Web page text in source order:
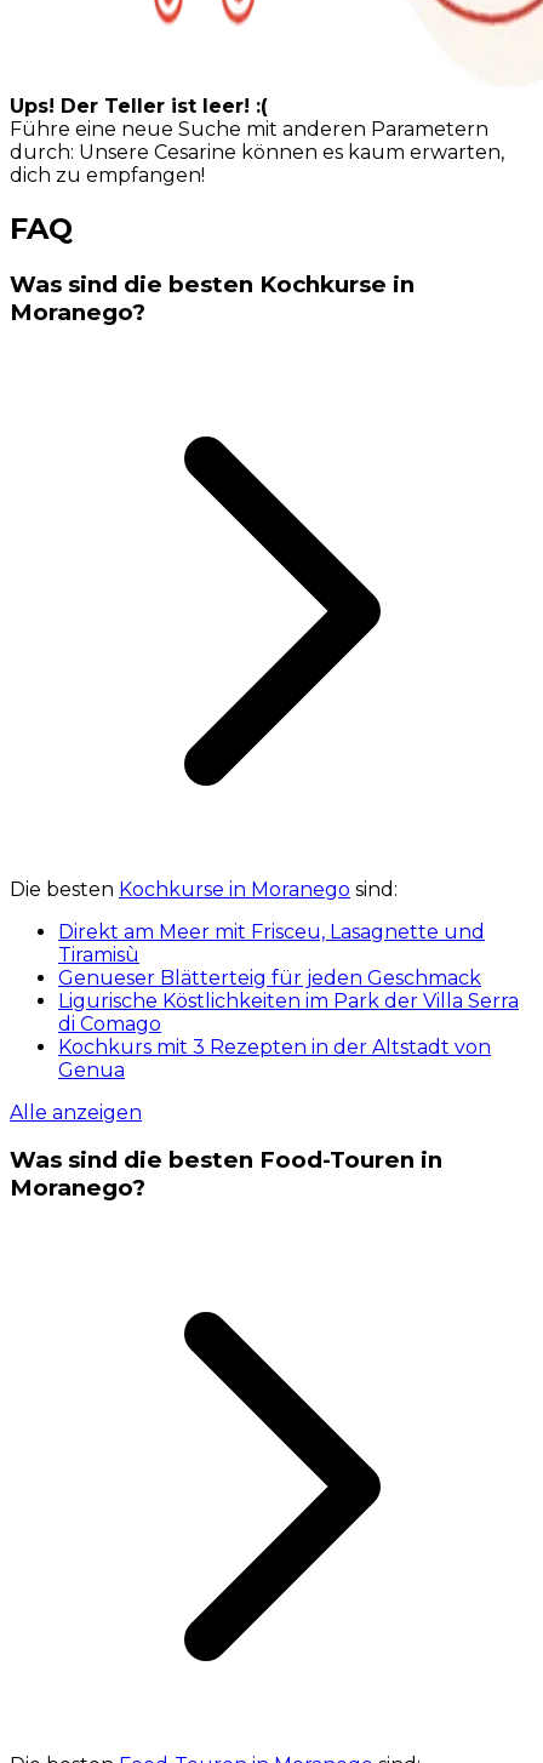
Ups! Der Teller ist leer! :(
Führe eine neue Suche mit anderen Parametern
durch: Unsere Cesarine können es kaum erwarten,
dich zu empfangen!
FAQ
Was sind die besten Kochkurse in
Moranego?
Die besten Kochkurse in Moranego sind:
Direkt am Meer mit Frisceu, Lasagnette und
Tiramisù
Genueser Blätterteig für jeden Geschmack
Ligurische Köstlichkeiten im Park der Villa Serra
di Comago
Kochkurs mit 3 Rezepten in der Altstadt von
Genua
Alle anzeigen
Was sind die besten Food-Touren in
Moranego?